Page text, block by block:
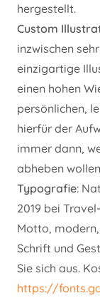
hergestellt.
Custom
inzwischen
einzigartige
einen hohen
persönlichen,
hierfür der
immer dann,
abheben
Typografie:
2019 bei
Motto,
Schrift und
Sie sich aus.
https://